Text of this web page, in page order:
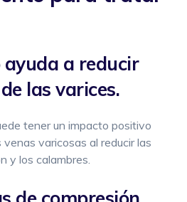
ayuda a reducir
las varices.
tener un impacto positivo
venas varicosas al reducir las
y los calambres.